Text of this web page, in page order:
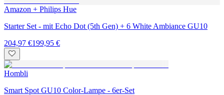
Amazon + Philips Hue
Starter Set - mit Echo Dot (5th Gen) + 6 White Ambiance GU10
204,97 €199,95 €
Hombli
Smart Spot GU10 Color-Lampe - 6er-Set